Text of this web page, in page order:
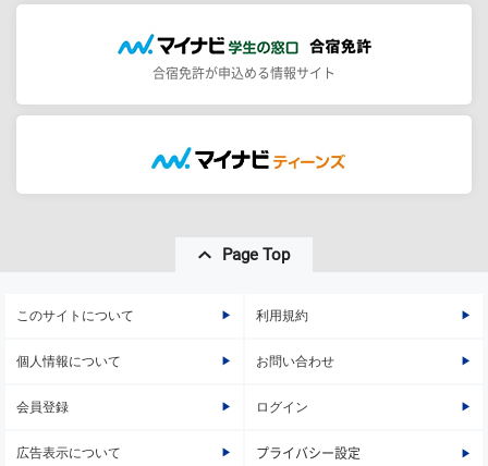
合宿免許が申込める情報サイト
Page Top
このサイトについて 利用規約
個人情報について お問い合わせ
会員登録 ログイン
広告表示について プライバシー設定